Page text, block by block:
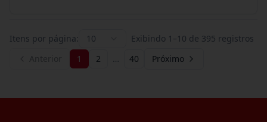
Itens por página: 10 Exibindo 1 –10 de 395 registros
1 2 … 40 Próximo